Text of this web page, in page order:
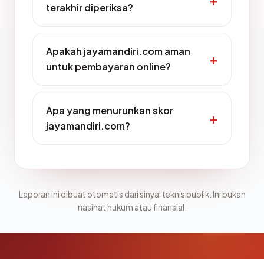
terakhir diperiksa?
Apakah jayamandiri.com aman
untuk pembayaran online?
Apa yang menurunkan skor
jayamandiri.com?
Laporan ini dibuat otomatis dari sinyal teknis publik. Ini bukan
nasihat hukum atau finansial.